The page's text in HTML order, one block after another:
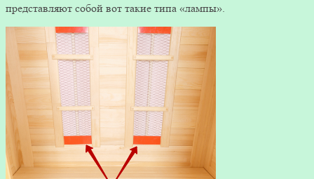
представляют собой вот такие типа «лампы».